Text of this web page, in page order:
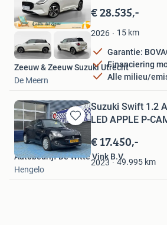
in
Mijn
Favorieten
€ 28.535,-
2026 15 km
Garantie:
Financiering
Alle milieu/
Zeeuw & Zeeuw Suzuki Utrecht
De Meern
Bewaren
in
Mijn
Favorieten
Suzuki Swift 1.2
LED APPLE P-
€ 17.450,-
2023 49.995 km
Autobedrijf De Witte Vink B.V.
Hengelo